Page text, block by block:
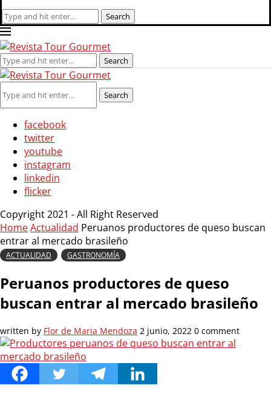
Search
facebook
twitter
youtube
instagram
linkedin
flicker
Copyright 2021 - All Right Reserved
HomeActualidad Peruanos productores de queso buscan
entrar al mercado brasileño
ACTUALIDAD GASTRONOMÍA
Peruanos productores de queso
buscan entrar al mercado brasileño
written by Flor de Maria Mendoza 2 junio, 2022 0 comment